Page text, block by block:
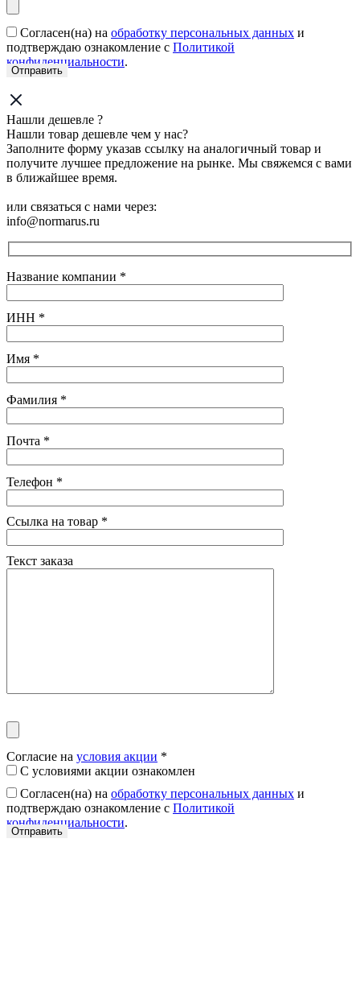
Согласен(на) на обработку персональных данных и
подтверждаю ознакомление с Политикой
конфиденциальности.
Нашли дешевле ?
Нашли товар дешевле чем у нас?
Заполните форму указав ссылку на аналогичный товар и
получите лучшее предложение на рынке. Мы свяжемся с вами
в ближайшее время.
или связаться с нами через:
info@normarus.ru
Название компании *
ИНН *
Имя *
Фамилия *
Почта *
Телефон *
Ссылка на товар *
Текст заказа
Согласие на условия акции *
С условиями акции ознакомлен
Согласен(на) на обработку персональных данных и
подтверждаю ознакомление с Политикой
конфиденциальности.